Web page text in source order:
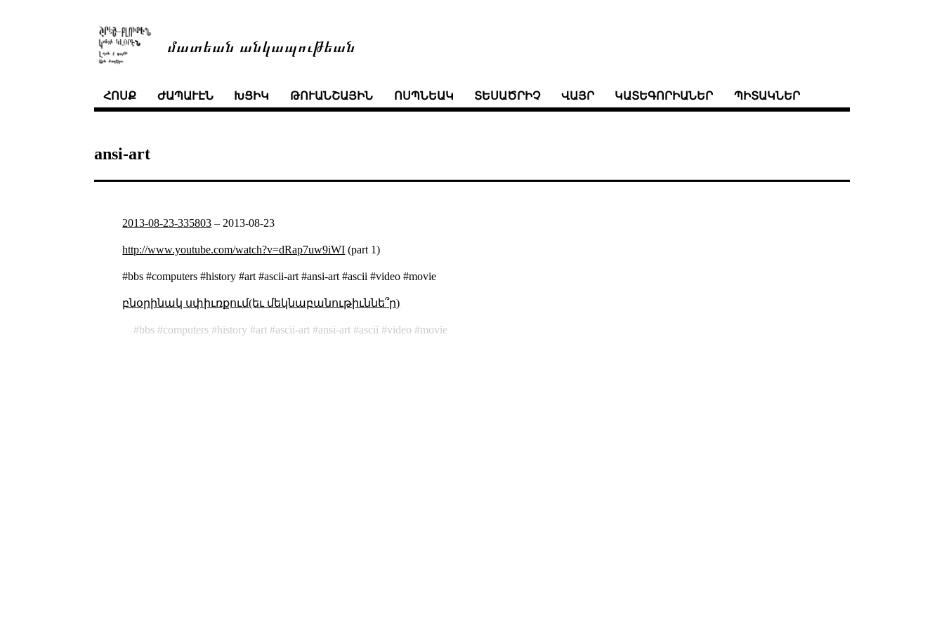
մատեան անկապութեան
ՀՈՍՔ ԺԱՊԱՒԷՆ ԽՑԻԿ ԹՈՒԱՆՇԱՅԻՆ ՈՍՊՆԵԱԿ ՏԵՍԱԾՐԻՉ ՎԱՅՐ ԿԱՏԵԳՈՐԻԱՆԵՐ ՊԻՏԱԿՆԵՐ
ansi-art
2013-08-23-335803 – 2013-08-23
http://www.youtube.com/watch?v=dRap7uw9iWI (part 1)
#bbs #computers #history #art #ascii-art #ansi-art #ascii #video #movie
բնօրինակ սփիւռքում(եւ մեկնաբանութիւննե՞ր)
bbs computers history art ascii-art ansi-art ascii video movie